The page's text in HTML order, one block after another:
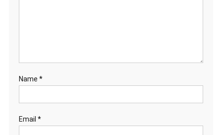
Name *
Email *